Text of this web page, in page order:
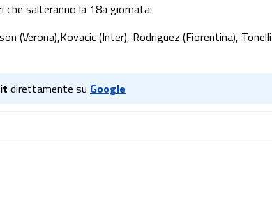
che salteranno la 18a giornata:
(Verona),Kovacic (Inter), Rodriguez (Fiorentina),
direttamente su Google